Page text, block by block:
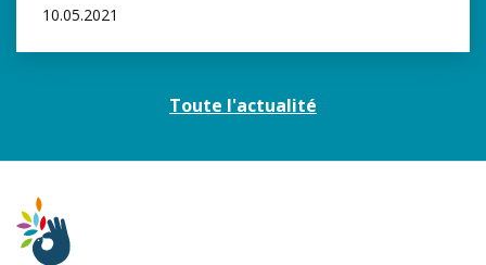
10.05.2021
Toute l'actualité